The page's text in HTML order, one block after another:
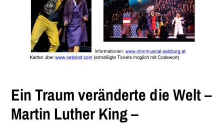
Ein Traum veränderte die Welt –
Martin Luther King –